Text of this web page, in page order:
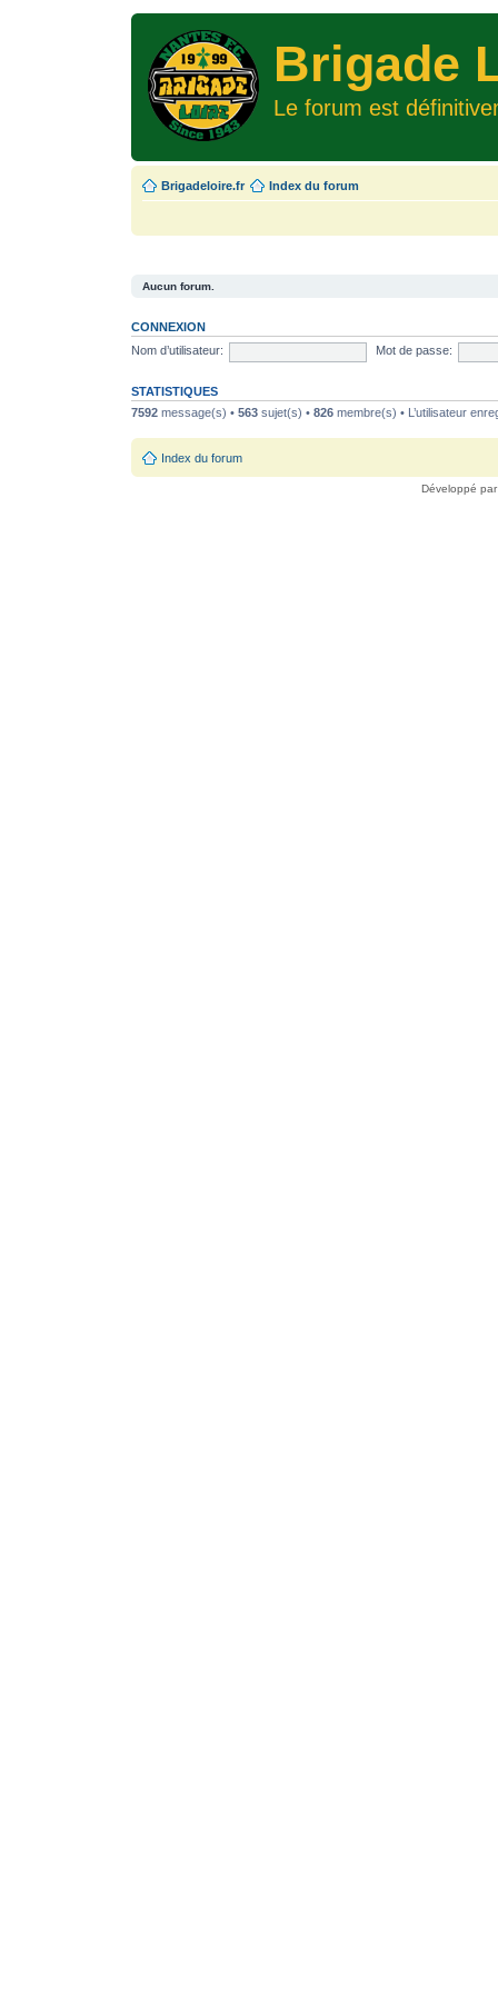
Brigade
Le forum est
Brigadeloire.fr Index du forum
Aucun forum.
CONNEXION
Nom d’utilisateur:
Mot de passe:
STATISTIQUES
7592 message(s) • 563 sujet(s) • 826 membre(s) • L’utilisateur
Index du forum
Développé